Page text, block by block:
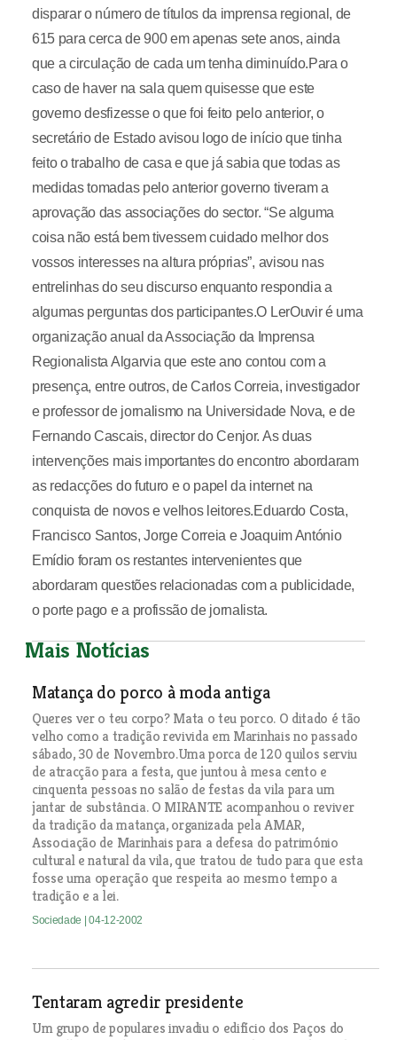
disparar o número de títulos da imprensa regional, de
615 para cerca de 900 em apenas sete anos, ainda
que a circulação de cada um tenha diminuído.Para o
caso de haver na sala quem quisesse que este
governo desfizesse o que foi feito pelo anterior, o
secretário de Estado avisou logo de início que tinha
feito o trabalho de casa e que já sabia que todas as
medidas tomadas pelo anterior governo tiveram a
aprovação das associações do sector. “Se alguma
coisa não está bem tivessem cuidado melhor dos
vossos interesses na altura próprias”, avisou nas
entrelinhas do seu discurso enquanto respondia a
algumas perguntas dos participantes.O LerOuvir é uma
organização anual da Associação da Imprensa
Regionalista Algarvia que este ano contou com a
presença, entre outros, de Carlos Correia, investigador
e professor de jornalismo na Universidade Nova, e de
Fernando Cascais, director do Cenjor. As duas
intervenções mais importantes do encontro abordaram
as redacções do futuro e o papel da internet na
conquista de novos e velhos leitores.Eduardo Costa,
Francisco Santos, Jorge Correia e Joaquim António
Emídio foram os restantes intervenientes que
abordaram questões relacionadas com a publicidade,
o porte pago e a profissão de jornalista.
Mais Notícias
Matança do porco à moda antiga
Queres ver o teu corpo? Mata o teu porco. O ditado é tão
velho como a tradição revivida em Marinhais no passado
sábado, 30 de Novembro.Uma porca de 120 quilos serviu
de atracção para a festa, que juntou à mesa cento e
cinquenta pessoas no salão de festas da vila para um
jantar de substância. O MIRANTE acompanhou o reviver
da tradição da matança, organizada pela AMAR,
Associação de Marinhais para a defesa do património
cultural e natural da vila, que tratou de tudo para que esta
fosse uma operação que respeita ao mesmo tempo a
tradição e a lei.
Sociedade | 04-12-2002
Tentaram agredir presidente
Um grupo de populares invadiu o edifício dos Paços do